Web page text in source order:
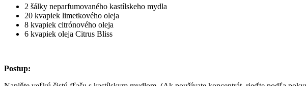
2 šálky neparfumovaného kastílskeho mydla
20 kvapiek limetkového oleja
8 kvapiek citrónového oleja
6 kvapiek oleja Citrus Bliss
Postup: